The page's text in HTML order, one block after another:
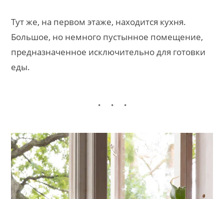
Тут же, на первом этаже, находится кухня.
Большое, но немного пустынное помещение,
предназначенное исключительно для готовки
еды.